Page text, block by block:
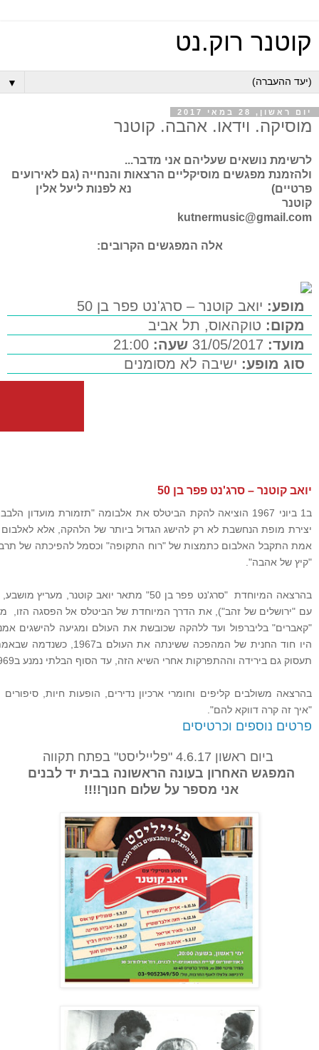
קוטנר רוק.נט
▼
יום ראשון, 28 במאי 2017
מוסיקה. וידאו. אהבה. קוטנר
לרשימת נושאים שעליהם אני מדבר...
ולהזמנת מפגשים מוסיקליים הרצאות והנחייה (גם לאירועים
פרטיים) נא לפנות ליעל אלין
קוטנר
kutnermusic@gmail.com
אלה המפגשים הקרובים:
מופע: יואב קוטנר – סרג'נט פפר בן 50
מקום: טוקהאוס, תל אביב
מועד:
שעה:
סוג מופע: ישיבה לא מסומנים
יואב קוטנר – סרג'נט פפר בן 50
יצירת מופת הנחשבת לא רק להישג הגדול ביותר של הלהקה, אלא
אמת התקבל האלבום כתמצות של "רוח התקופה" וכסמל להפיכתה של
"קיץ של אהבה".
בהרצאה המיוחדת "סרג'נט פפר בן 50" מתאר יואב
עם "ירושלים של זהב"), את הדרך המיוחדת של הביטלס אל הפסגה הזו,
"קאברים" בליברפול ועד ללהקה שכובשת את העולם ומגיעה להישגים
היו חוד החנית של המהפכה
תעסוק גם בירידה וההתפרקות אחרי השיא הזה, עד הסוף הבלתי נמנע ב1969.
בהרצאה משולבים קליפים וחומרי ארכיון נדירים, הופעות חיות,
"איך זה קרה דווקא להם".
פרטים נוספים וכרטיסים
ביום ראשון 4.6.17 "פלייליסט" בפתח תקווה
המפגש האחרון בעונה הראשונה בבית יד לבנים
אני מספר על שלום חנוך!!!!